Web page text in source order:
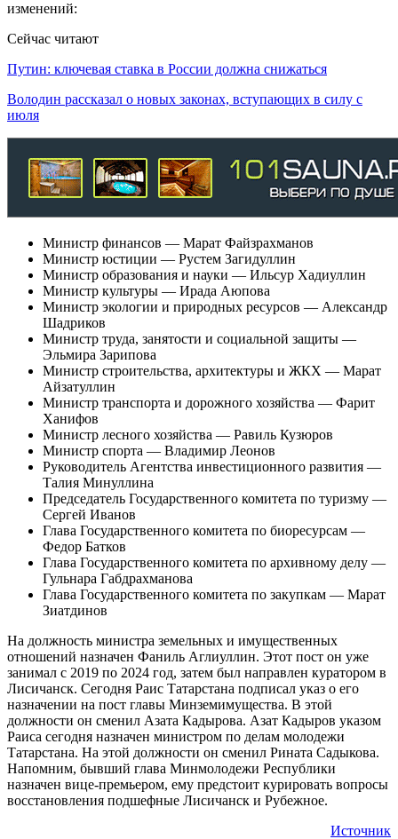
изменений:
Сейчас читают
Путин: ключевая ставка в России должна снижаться
Володин рассказал о новых законах, вступающих в силу с
июля
Министр финансов — Марат Файзрахманов
Министр юстиции — Рустем Загидуллин
Министр образования и науки — Ильсур Хадиуллин
Министр культуры — Ирада Аюпова
Министр экологии и природных ресурсов — Александр
Шадриков
Министр труда, занятости и социальной защиты —
Эльмира Зарипова
Министр строительства, архитектуры и ЖКХ — Марат
Айзатуллин
Министр транспорта и дорожного хозяйства — Фарит
Ханифов
Министр лесного хозяйства — Равиль Кузюров
Министр спорта — Владимир Леонов
Руководитель Агентства инвестиционного развития —
Талия Минуллина
Председатель Государственного комитета по туризму —
Сергей Иванов
Глава Государственного комитета по биоресурсам —
Федор Батков
Глава Государственного комитета по архивному делу —
Гульнара Габдрахманова
Глава Государственного комитета по закупкам — Марат
Зиатдинов
На должность министра земельных и имущественных
отношений назначен Фаниль Аглиуллин. Этот пост он уже
занимал с 2019 по 2024 год, затем был направлен куратором в
Лисичанск. Сегодня Раис Татарстана подписал указ о его
назначении на пост главы Минземимущества. В этой
должности он сменил Азата Кадырова. Азат Кадыров указом
Раиса сегодня назначен министром по делам молодежи
Татарстана. На этой должности он сменил Рината Садыкова.
Напомним, бывший глава Минмолодежи Республики
назначен вице-премьером, ему предстоит курировать вопросы
восстановления подшефные Лисичанск и Рубежное.
Источник